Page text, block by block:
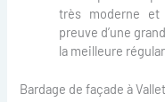
très moderne
preuve d’une
la meilleure
Bardage de façade à Vallet